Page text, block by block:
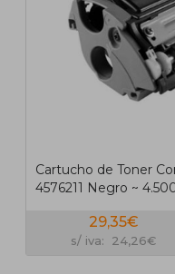
Cartucho de Toner
4576211 Negro ~
29,35€
s/ iva: 24,26€